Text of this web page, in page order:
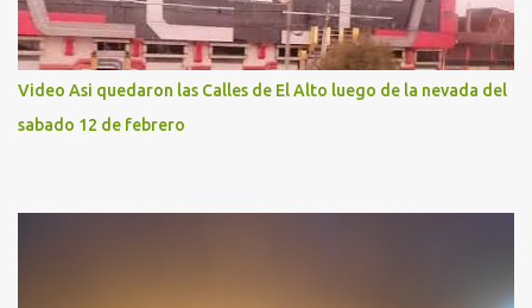
Video Asi quedaron las Calles de El Alto luego de la nevada del
sabado 12 de febrero